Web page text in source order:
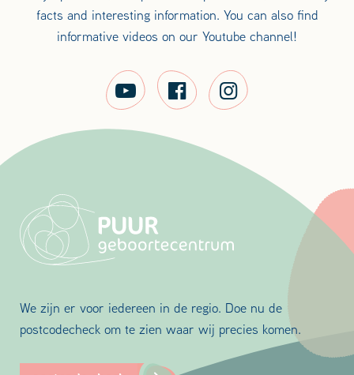
facts and interesting information. You can also find
informative videos on our Youtube channel!
We zijn er voor iedereen in de regio. Doe nu de
postcodecheck om te zien waar wij precies komen.